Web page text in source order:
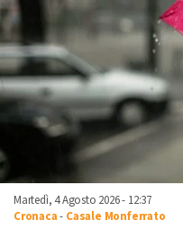
Martedì, 4 Agosto 2026 - 12:37
Cronaca- Casale Monferrato